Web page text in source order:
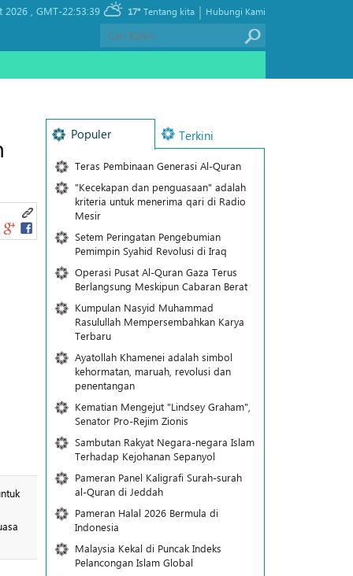
, GMT-22:53:39 17° Hubungi Kami
|
Tentang kita
Populer Terkini
Teras Pembinaan Generasi Al-Quran
"Kecekapan dan penguasaan" adalah
kriteria untuk menerima qari di Radio
Mesir
Setem Peringatan Pengebumian
Pemimpin Syahid Revolusi di Iraq
Operasi Pusat Al-Quran Gaza Terus
Berlangsung Meskipun Cabaran Berat
Kumpulan Nasyid Muhammad
Rasulullah Mempersembahkan Karya
Terbaru
Ayatollah Khamenei adalah simbol
kehormatan, maruah, revolusi dan
penentangan
Kematian Mengejut "Lindsey Graham",
Senator Pro-Rejim Zionis
Sambutan Rakyat Negara-negara Islam
Terhadap Kejohanan Sepanyol
Pameran Panel Kaligrafi Surah-surah
al-Quran di Jeddah
Pameran Halal 2026 Bermula di
Indonesia
Malaysia Kekal di Puncak Indeks
Pelancongan Islam Global